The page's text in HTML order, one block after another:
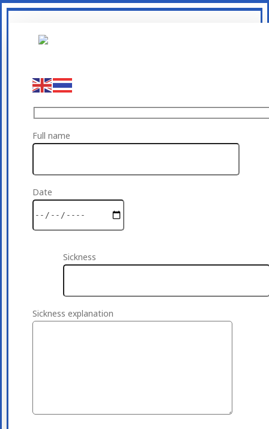
Full name
Date
Sickness
Sickness explanation